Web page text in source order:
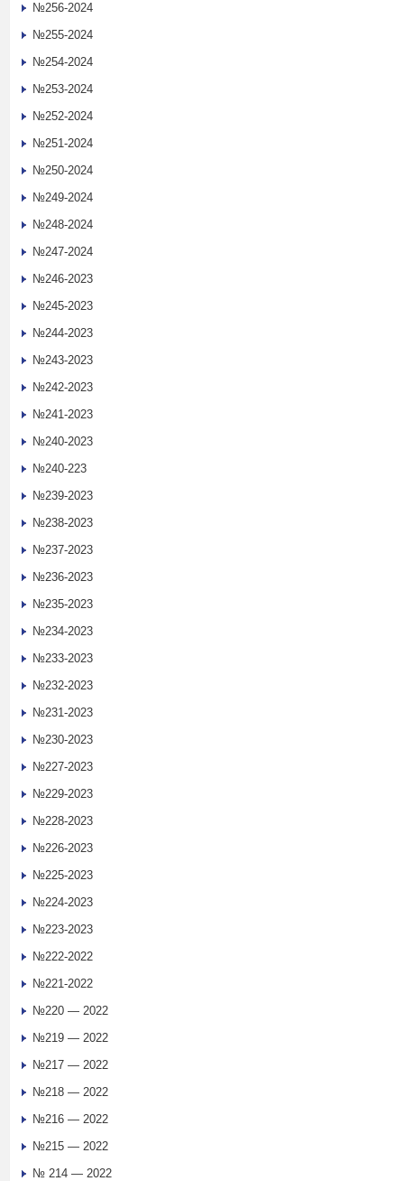
№256-2024
№255-2024
№254-2024
№253-2024
№252-2024
№251-2024
№250-2024
№249-2024
№248-2024
№247-2024
№246-2023
№245-2023
№244-2023
№243-2023
№242-2023
№241-2023
№240-2023
№240-223
№239-2023
№238-2023
№237-2023
№236-2023
№235-2023
№234-2023
№233-2023
№232-2023
№231-2023
№230-2023
№227-2023
№229-2023
№228-2023
№226-2023
№225-2023
№224-2023
№223-2023
№222-2022
№221-2022
№220 — 2022
№219 — 2022
№217 — 2022
№218 — 2022
№216 — 2022
№215 — 2022
№ 214 — 2022